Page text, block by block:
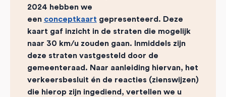
2024 hebben we
een conceptkaart gepresenteerd. Deze
kaart gaf inzicht in de straten die mogelijk
naar 30 km/u zouden gaan. Inmiddels zijn
deze straten vastgesteld door de
gemeenteraad. Naar aanleiding hiervan, het
verkeersbesluit én de reacties (zienswijzen)
die hierop zijn ingediend, vertellen we u